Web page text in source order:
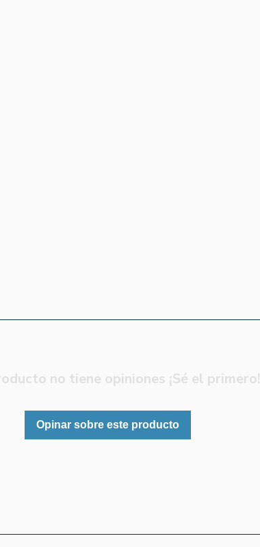
no tiene opiniones ¡Sé el primero!
Opinar sobre este producto